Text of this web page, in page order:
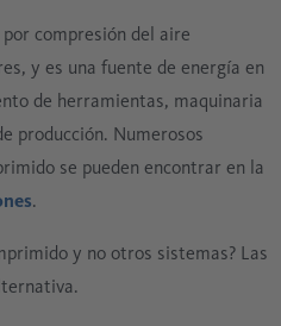
compresión del aire
y es una fuente de energía en
de herramientas, maquinaria
producción. Numerosos
se pueden encontrar en la
.
y no otros sistemas? Las